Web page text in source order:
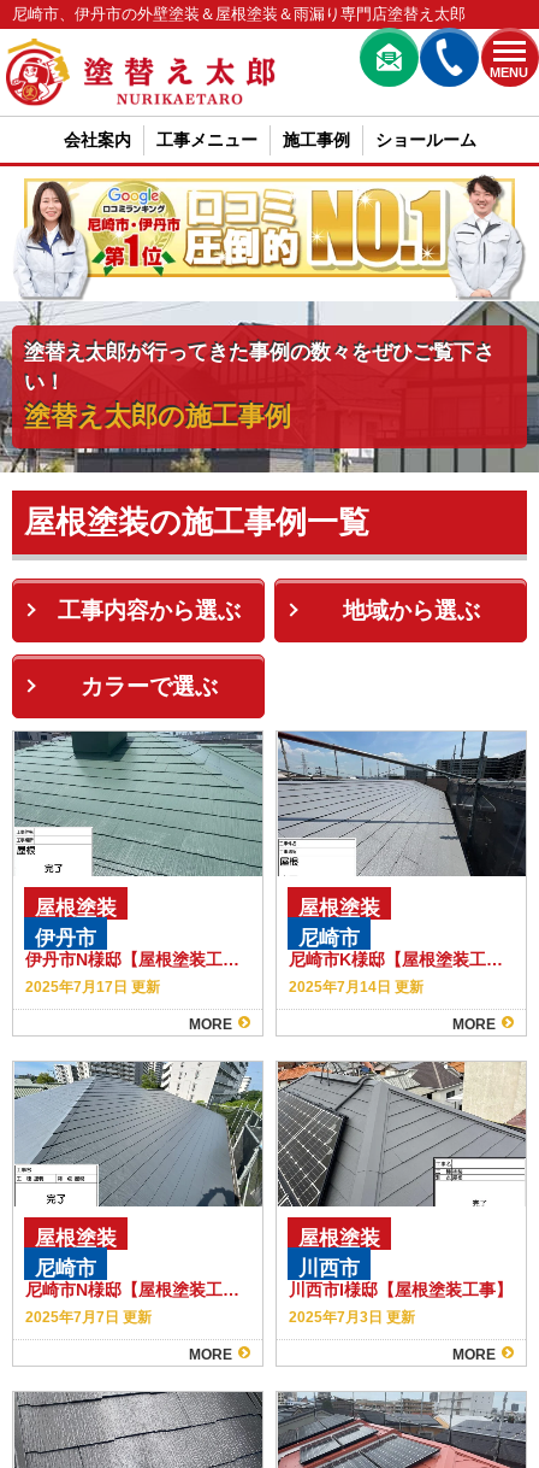
MENU
尼崎市、伊丹市の外壁塗装＆屋根塗装＆雨漏り専門店塗替え太郎
会社案内 工事メニュー 施工事例 ショールーム
塗替え太郎が行ってきた事例の数々をぜひご覧下さ
い！
塗替え太郎の施工事例
屋根塗装の施工事例一覧
工事内容から選ぶ 地域から選ぶ
カラーで選ぶ
伊丹市N様邸【屋根塗装工事】【タスペーサー工法】
2025年7月17日 更新
MORE
屋根塗装
伊丹市
尼崎市K様邸【屋根塗装工事】【タスペーサー工法】
2025年7月14日 更新
MORE
屋根塗装
尼崎市
尼崎市N様邸【屋根塗装工事】
2025年7月7日 更新
MORE
屋根塗装
尼崎市
川西市I様邸【屋根塗装工事】
2025年7月3日 更新
MORE
屋根塗装
川西市